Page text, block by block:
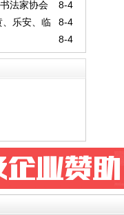
8-4
法家协会
8-4
乐安、临
稽堂）
8-4